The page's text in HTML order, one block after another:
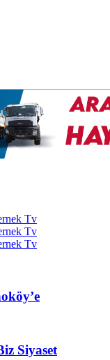
Tv
Tv
Tv
Siyaset